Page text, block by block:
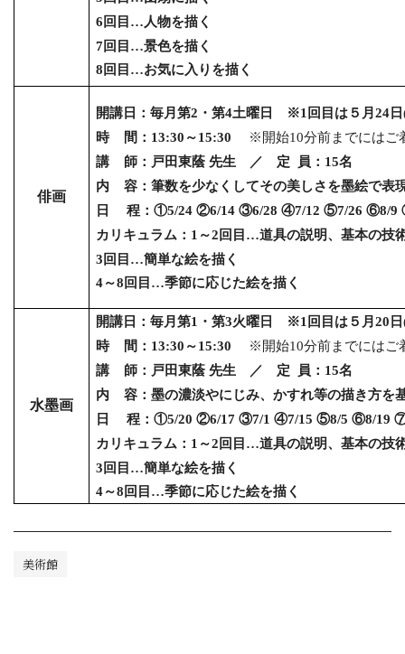
6 回目…人物を描く
7回目…景色を描く
8 回目…お気に入りを描く
俳画
開講日：毎月第2 ・第4土曜日 ※1 回目は５月24 日
時
間： 13:30 ～15:30 ※開始10分前までにはご
講
師：戸田東蔭 先生 ／ 定 員： 15名
内
容：筆数を少なくしてその美しさを墨絵で表
日 程：①5/24②6/14③6/28④7/12⑤7/26⑥8/9
カリキュラム： 1 ～2 回目…道具の説明、基本の技
3 回目…簡単な絵を描く
4～8 回目…季節に応じた絵を描く
水墨画
開講日：毎月第1 ・第3火曜日 ※1 回目は５月20 日
時
間： 13:30 ～15:30 ※開始10分前までにはご
講
師：戸田東蔭 先生 ／ 定 員： 15名
内
容：墨の濃淡やにじみ、かすれ等の描き方を
日 程：①5/20②6/17③7/1④7/15⑤8/5⑥8/19
カリキュラム： 1 ～2 回目…道具の説明、基本の技
3 回目…簡単な絵を描く
4～8 回目…季節に応じた絵を描く
美術館